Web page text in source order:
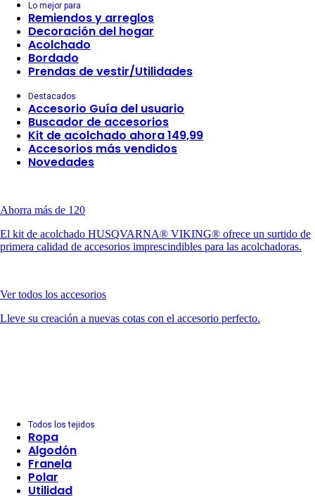
Lo mejor para
Remiendos y arreglos
Decoración del hogar
Acolchado
Bordado
Prendas de vestir/Utilidades
Destacados
Accesorio Guía del usuario
Buscador de accesorios
Kit de acolchado ahora 149,99
Accesorios más vendidos
Novedades
Ahorra más de 120
El kit de acolchado HUSQVARNA® VIKING® ofrece un surtido de
primera calidad de accesorios imprescindibles para las acolchadoras.
Ver todos los accesorios
Lleve su creación a nuevas cotas con el accesorio perfecto.
Todos los tejidos
Ropa
Algodón
Franela
Polar
Utilidad